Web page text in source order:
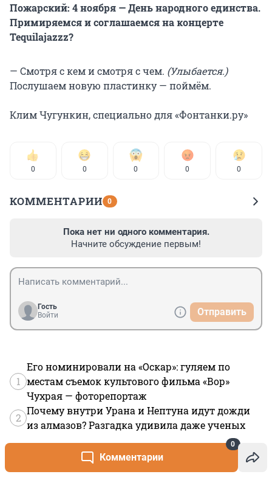
Комментарии
0
Пожарский: 4 ноября — День народного единства.
Примиряемся и соглашаемся на концерте
Tequilajazzz?
— Смотря с кем и смотря с чем. (Улыбается.)
Послушаем новую пластинку — поймём.
Клим Чугункин, специально для «Фонтанки.ру»
0 0 0 0 0
КОММЕНТАРИИ 0
Пока нет ни одного комментария.
Начните обсуждение первым!
Гость
Войти
Отправить
1
Его номинировали на «Оскар»: гуляем по
местам съемок культового фильма «Вор»
Чухрая — фоторепортаж
2
Почему внутри Урана и Нептуна идут дожди
из алмазов? Разгадка удивила даже ученых
3
«Дед разбушевался»: SHAMAN довел Мизулину
— что он натворил
«Я крутая»: певица Жасмин здорово похудела